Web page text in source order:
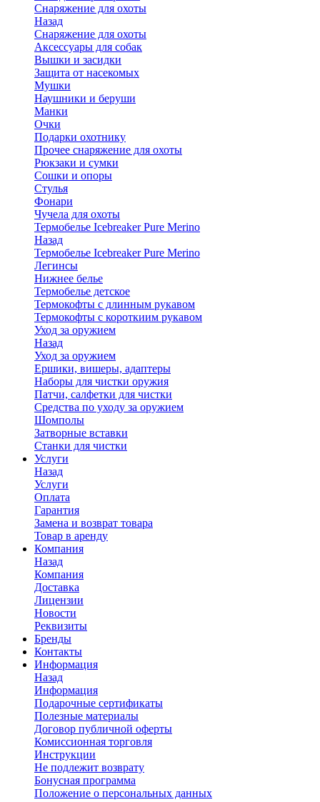
Снаряжение для охоты
Назад
Снаряжение для охоты
Аксессуары для собак
Вышки и засидки
Защита от насекомых
Мушки
Наушники и беруши
Манки
Очки
Подарки охотнику
Прочее снаряжение для охоты
Рюкзаки и сумки
Сошки и опоры
Стулья
Фонари
Чучела для охоты
Термобелье Icebreaker Pure Merino
Назад
Термобелье Icebreaker Pure Merino
Легинсы
Нижнее белье
Термобелье детское
Термокофты с длинным рукавом
Термокофты с короткиим рукавом
Уход за оружием
Назад
Уход за оружием
Ершики, вишеры, адаптеры
Наборы для чистки оружия
Патчи, салфетки для чистки
Средства по уходу за оружием
Шомполы
Затворные вставки
Станки для чистки
Услуги
Назад
Услуги
Оплата
Гарантия
Замена и возврат товара
Товар в аренду
Компания
Назад
Компания
Доставка
Лицензии
Новости
Реквизиты
Бренды
Контакты
Информация
Назад
Информация
Подарочные сертификаты
Полезные материалы
Договор публичной оферты
Комиссионная торговля
Инструкции
Не подлежит возврату
Бонусная программа
Положение о персональных данных